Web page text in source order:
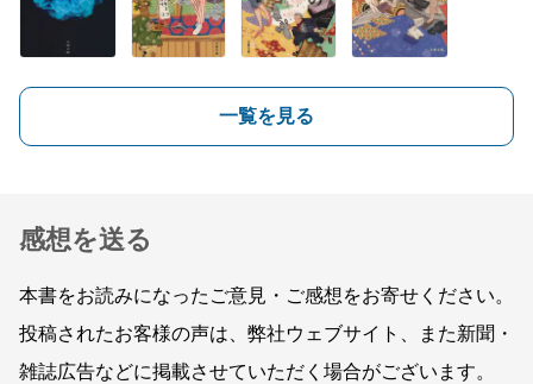
一覧を見る
感想を送る
本書をお読みになったご意見・ご感想をお寄せください。
投稿されたお客様の声は、弊社ウェブサイト、また新聞・
雑誌広告などに掲載させていただく場合がございます。